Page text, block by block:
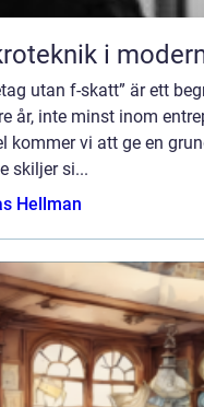
i
utan f-skatt” är ett
år, inte minst inom
kommer vi att ge en
skiljer si...
Hellman